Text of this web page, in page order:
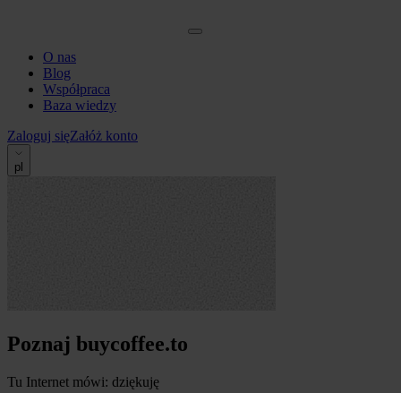
O nas
Blog
Współpraca
Baza wiedzy
Zaloguj sięZałóż konto
pl
Poznaj buycoffee.to
Tu Internet mówi: dziękuję